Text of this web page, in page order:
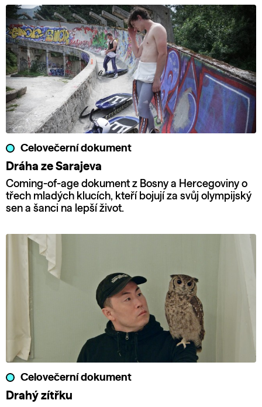
Celovečerní dokument
Dráha ze Sarajeva
Coming-of-age dokument z Bosny a Hercegoviny o
třech mladých klucích, kteří bojují za svůj olympijský
sen a šanci na lepší život.
Celovečerní dokument
Drahý zítřku